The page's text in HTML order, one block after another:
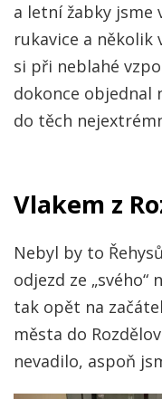
a letní žabky jsme
rukavice a několik
si při neblahé
dokonce objednal
do těch
Vlakem z
Nebyl by to
odjezd ze „svého“
tak opět na
města do
nevadilo, aspoň